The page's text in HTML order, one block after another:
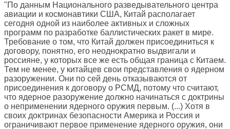
"По данным Национального разведывательного центра
авиации и космонавтики США, Китай располагает
сегодня одной из наиболее активных и сложных
программ по разработке баллистических ракет в мире.
Требование о том, что Китай должен присоединиться к
договору, понятно, его неоднократно выдвигали и
россияне, у которых все же есть общая граница с Китаем.
Тем не менее, у китайцев свои представления о ядерном
разоружении. Они по сей день отказываются от
присоединения к договору о РСМД, потому что считают,
что ядерное разоружение должно начинаться с доктрины
о неприменении ядерного оружия первым. (...) Хотя в
своих доктринах безопасности Америка и Россия и
ограничивают первое применение ядерного оружия, они